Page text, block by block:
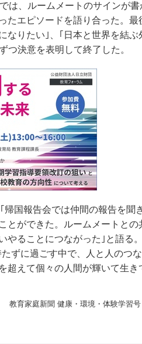
は、ルームメートのサインが書
たエピソードを語り合った。最
なりたい｣、｢日本と世界を結ぶ
つ決意を表明して終了した。
帰国報告会では仲間の報告を聞
とができた。ルームメートとの
やることにつながった｣と語る
ずに過ごす中で、人と人のつ
超えて個々の人間が輝いて生き
教育家庭新聞 健康・環境・体験学習